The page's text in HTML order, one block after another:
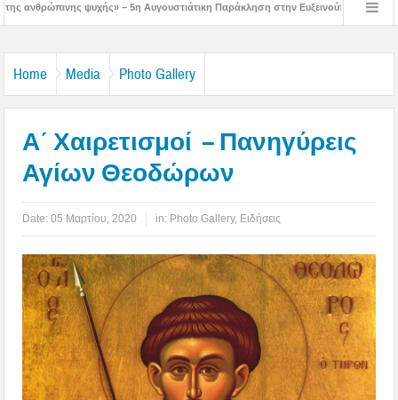
Αυγουστιάτικη Παράκληση στην Ευξεινούπολη Χειροθεσία Πνευματικού
Home Media Photo Gallery
Α΄ Χαιρετισμοί – Πανηγύρεις
Αγίων Θεοδώρων
Date:05 Μαρτίου, 2020 in: Photo Gallery, Ειδήσεις